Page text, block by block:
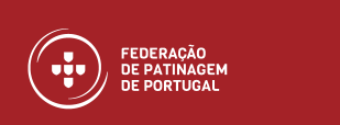
Skip to main content